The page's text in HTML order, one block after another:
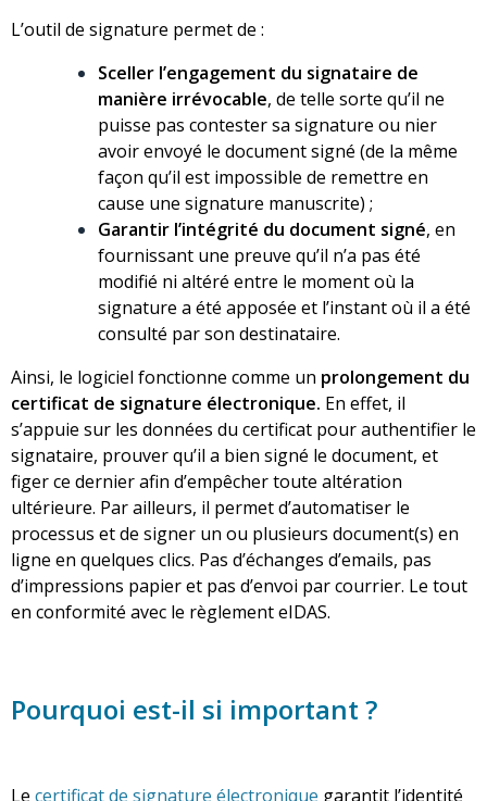
L’outil de signature permet de :
Sceller l’engagement du signataire de
manière irrévocable, de telle sorte qu’il ne
puisse pas contester sa signature ou nier
avoir envoyé le document signé (de la même
façon qu’il est impossible de remettre en
cause une signature manuscrite) ;
Garantir l’intégrité du document signé, en
fournissant une preuve qu’il n’a pas été
modifié ni altéré entre le moment où la
signature a été apposée et l’instant où il a été
consulté par son destinataire.
Ainsi, le logiciel fonctionne comme un prolongement du
certificat de signature électronique. En effet, il
s’appuie sur les données du certificat pour authentifier le
signataire, prouver qu’il a bien signé le document, et
figer ce dernier afin d’empêcher toute altération
ultérieure. Par ailleurs, il permet d’automatiser le
processus et de signer un ou plusieurs document(s) en
ligne en quelques clics. Pas d’échanges d’emails, pas
d’impressions papier et pas d’envoi par courrier. Le tout
en conformité avec le règlement eIDAS.
Pourquoi est-il si important ?
Le certificat de signature électronique garantit l’identité